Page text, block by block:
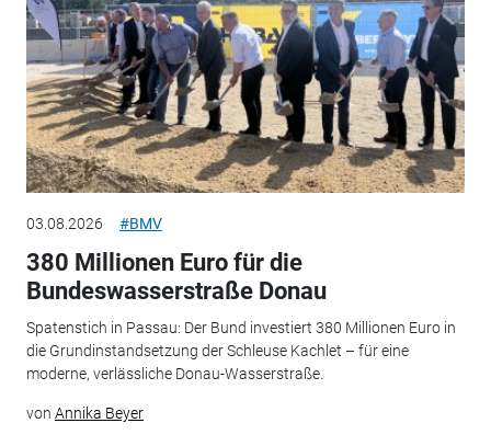
03.08.2026 #BMV
380 Millionen Euro für die
Bundeswasserstraße Donau
Spatenstich in Passau: Der Bund investiert 380 Millionen Euro in
die Grundinstandsetzung der Schleuse Kachlet – für eine
moderne, verlässliche Donau-Wasserstraße.
von Annika Beyer